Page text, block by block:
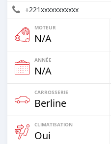
+221xxxxxxxxxxx
MOTEUR
N/A
ANNÉE
N/A
CARROSSERIE
Berline
CLIMATISATION
Oui